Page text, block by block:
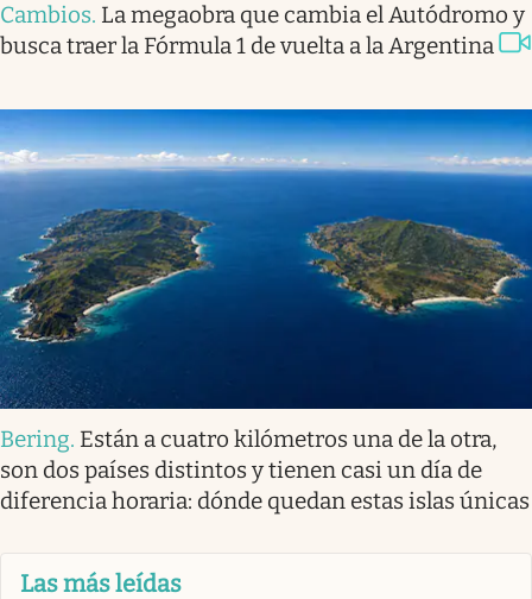
Cambios. La megaobra que cambia el Autódromo y
busca traer la Fórmula 1 de vuelta a la Argentina
Bering. Están a cuatro kilómetros una de la otra,
son dos países distintos y tienen casi un día de
diferencia horaria: dónde quedan estas islas únicas
Las más leídas